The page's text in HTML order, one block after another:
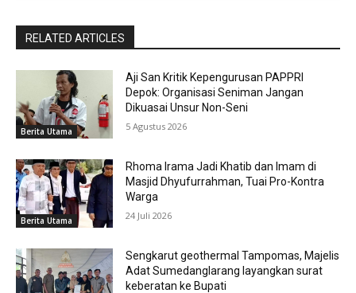
RELATED ARTICLES
Berita Utama
Aji San Kritik Kepengurusan PAPPRI
Depok: Organisasi Seniman Jangan
Dikuasai Unsur Non-Seni
5 Agustus 2026
Berita Utama
Rhoma Irama Jadi Khatib dan Imam di
Masjid Dhyufurrahman, Tuai Pro-Kontra
Warga
24 Juli 2026
Sengkarut geothermal Tampomas, Majelis
Adat Sumedanglarang layangkan surat
keberatan ke Bupati